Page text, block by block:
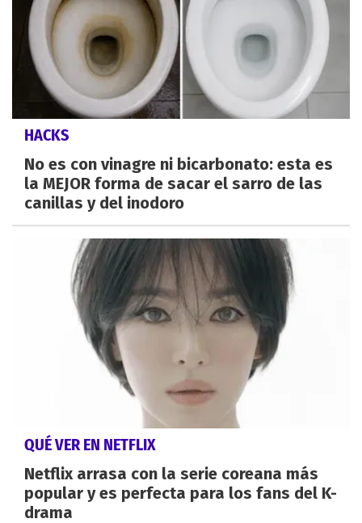
HACKS
No es con vinagre ni bicarbonato: esta es
la MEJOR forma de sacar el sarro de las
canillas y del inodoro
QUÉ VER EN NETFLIX
Netflix arrasa con la serie coreana más
popular y es perfecta para los fans del K-
drama